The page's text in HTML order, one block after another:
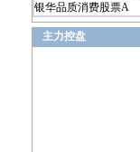
银华品质消费股票A
主力控盘